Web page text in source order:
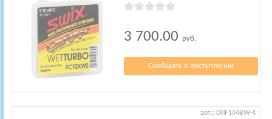
3 700.00 руб.
Сообщить о поступлении
арт.: DHF104BW-4